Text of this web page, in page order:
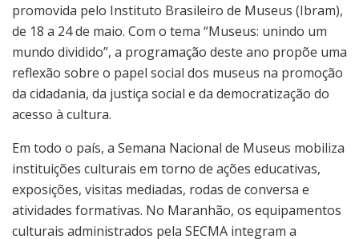
promovida pelo Instituto Brasileiro de Museus (Ibram),
de 18 a 24 de maio. Com o tema “Museus: unindo um
mundo dividido”, a programação deste ano propõe uma
reflexão sobre o papel social dos museus na promoção
da cidadania, da justiça social e da democratização do
acesso à cultura.
Em todo o país, a Semana Nacional de Museus mobiliza
instituições culturais em torno de ações educativas,
exposições, visitas mediadas, rodas de conversa e
atividades formativas. No Maranhão, os equipamentos
culturais administrados pela SECMA integram a